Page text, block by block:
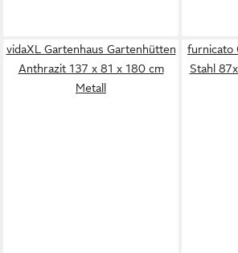
vidaXL Gartenhaus Gartenhütten
Anthrazit 137 x 81 x 180 cm
Metall
furnicato
Stahl